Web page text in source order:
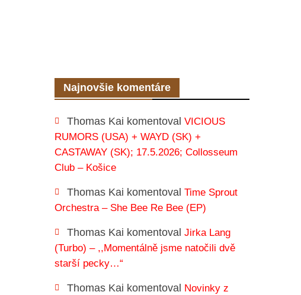
Najnovšie komentáre
Thomas Kai komentoval VICIOUS
RUMORS (USA) + WAYD (SK) +
CASTAWAY (SK); 17.5.2026; Collosseum
Club – Košice
Thomas Kai komentoval Time Sprout
Orchestra – She Bee Re Bee (EP)
Thomas Kai komentoval Jirka Lang
(Turbo) – ,,Momentálně jsme natočili dvě
starší pecky…“
Thomas Kai komentoval Novinky z